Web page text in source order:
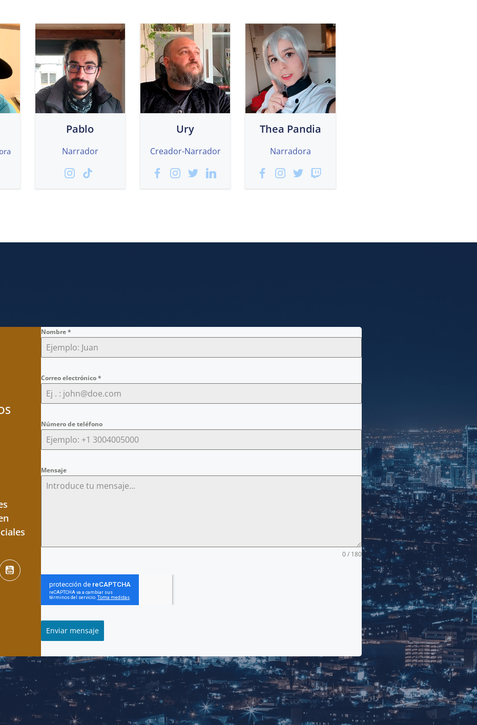
Pablo
Narrador
Ury
Creador-Narrador
Thea Pandia
Narradora
Nombre*
Correo electrónico*
Número de teléfono
Mensaje
0 / 180
Enviar mensaje